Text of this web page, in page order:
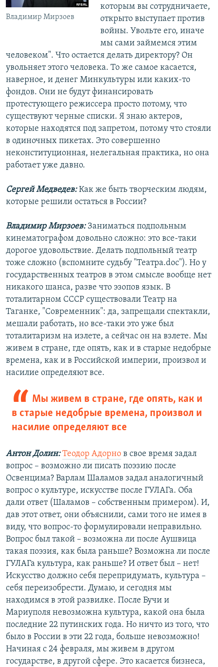
Владимир Мирзоев
которым вы сотрудничаете,
открыто выступает против
войны. Увольте его, иначе
мы сами займемся этим
человеком". Что остается делать директору? Он
увольняет этого человека. То же самое касается,
наверное, и денег Минкультуры или каких-то
фондов. Они не будут финансировать
протестующего режиссера просто потому, что
существуют черные списки. Я знаю актеров,
которые находятся под запретом, потому что стояли
в одиночных пикетах. Это совершенно
неконституционная, нелегальная практика, но она
работает уже давно.
Сергей Медведев:Как же быть творческим людям,
которые решили остаться в России?
Владимир Мирзоев: Заниматься подпольным
кинематографом довольно сложно: это все-таки
дорогое удовольствие. Делать подпольный театр
тоже сложно (вспомните судьбу "Театра.doc"). Но у
государственных театров в этом смысле вообще нет
никакого шанса, разве что эзопов язык. В
тоталитарном СССР существовали Театр на
Таганке, "Современник": да, запрещали спектакли,
мешали работать, но все-таки это уже был
тоталитаризм на излете, а сейчас он на взлете. Мы
живем в стране, где опять, как и в старые недобрые
времена, как и в Российской империи, произвол и
насилие определяют все.
Мы живем в стране, где опять, как и
в старые недобрые времена, произвол и
насилие определяют все
Антон Долин: Теодор Адорно в свое время задал
вопрос – возможно ли писать поэзию после
Освенцима? Варлам Шаламов задал аналогичный
вопрос о культуре, искусстве после ГУЛАГа. Оба
дали ответ (Шаламов – собственным примером). И,
дав этот ответ, они объяснили, сами того не имея в
виду, что вопрос-то формулировали неправильно.
Вопрос был такой – возможна ли после Аушвица
такая поэзия, как была раньше? Возможна ли после
ГУЛАГа культура, как раньше? И ответ был – нет!
Искусство должно себя перепридумать, культура –
себя переизобрести. Думаю, и сегодня мы
находимся в этой развилке. После Бучи и
Мариуполя невозможна культура, какой она была
последние 22 путинских года. Но ничто из того, что
было в России в эти 22 года, больше невозможно!
Начиная с 24 февраля, мы живем в другом
государстве, в другой сфере. Это касается бизнеса,